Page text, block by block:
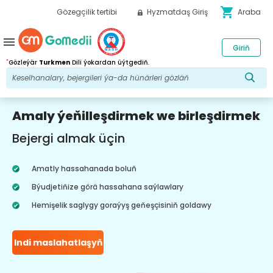
Gözegçilik tertibi Hyzmatdaş Giriş shopping_cart Araba
*Gözleýär Turkmen Dili ýokardan üýtgediň.
Giriň
menu
Amaly ýeňilleşdirmek we birleşdirmek
Bejergi almak üçin
Amatly hassahanada boluň
Býudjetiňize görä hassahana saýlawlary
Hemişelik saglygy goraýyş geňeşçisiniň goldawy
Indi maslahatlaşyň